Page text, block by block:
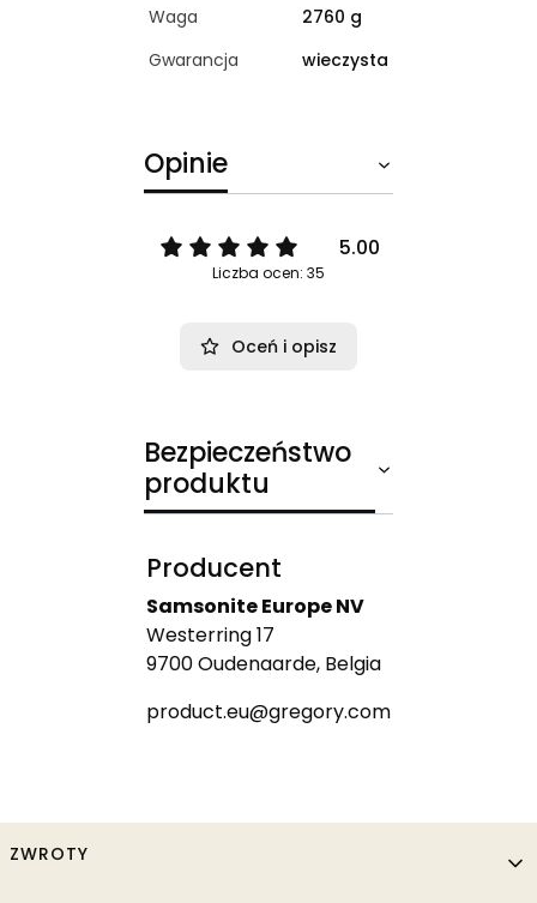
Waga
2760 g
Gwarancja
wieczysta
Opinie
5.00
Liczba ocen: 35
Oceń i opisz
Bezpieczeństwo
produktu
Producent
Samsonite Europe NV
Westerring 17
9700 Oudenaarde, Belgia
product.eu@gregory.com
Linki w stopce
ZWROTY